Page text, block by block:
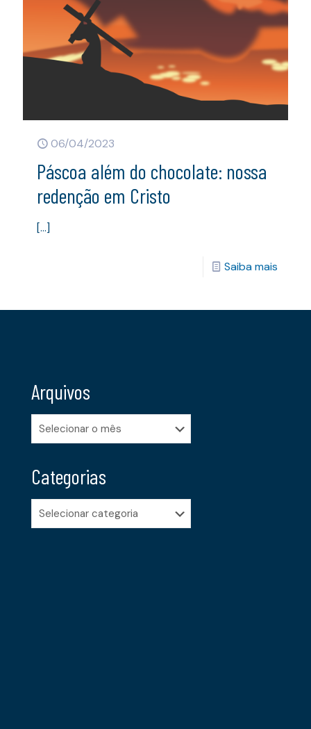
06/04/2023
Páscoa além do chocolate: nossa
redenção em Cristo
[…]
Saiba mais
Arquivos
Arquivos
Categorias
Categorias